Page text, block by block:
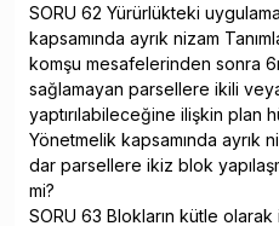
SORU 62 Yürürlükteki
kapsamında ayrık nizam
komşu mesafelerinden sonra
sağlamayan parsellere ikili
yaptırılabileceğine ilişkin plan
Yönetmelik kapsamında ayrık
dar parsellere ikiz blok
mi?
SORU 63 Blokların kütle